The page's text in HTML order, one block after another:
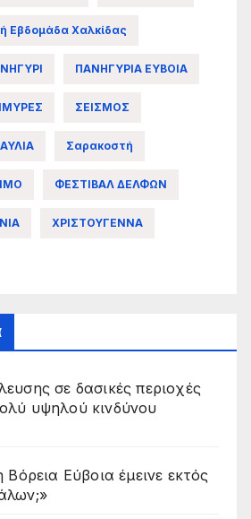
Εβδομάδα Χαλκίδας
ΠΑΝΗΓΥΡΙΑ ΕΥΒΟΙΑ
ΣΕΙΣΜΟΣ
Σαρακοστή
ΦΕΣΤΙΒΑΛ ΔΕΛΦΩΝ
ΧΡΙΣΤΟΥΓΕΝΝΑ
σε δασικές περιοχές
υψηλού κινδύνου
Βόρεια Εύβοια έμεινε εκτός